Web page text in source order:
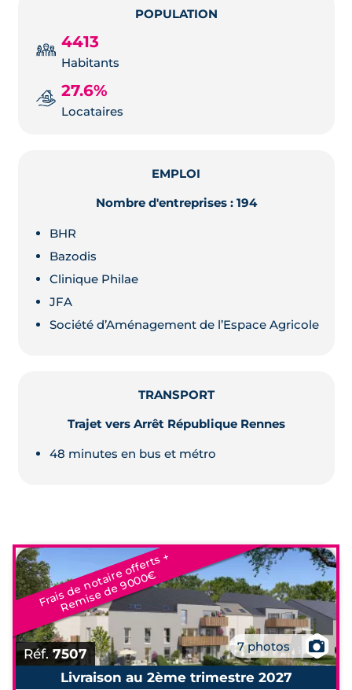
POPULATION
4413
Habitants
27.6%
Locataires
EMPLOI
Nombre d'entreprises : 194
BHR
Bazodis
Clinique Philae
JFA
Société d’Aménagement de l’Espace Agricole
TRANSPORT
Trajet vers Arrêt République Rennes
48 minutes en bus et métro
Fr
ai
s
d
e
n
o
t
ai
r
e
off
e
r
t
s
+
R
e
mi
s
e
d
e
9
0
0
0
€
Réf. 7507 7 photos
📷
Livraison au 2ème trimestre 2027